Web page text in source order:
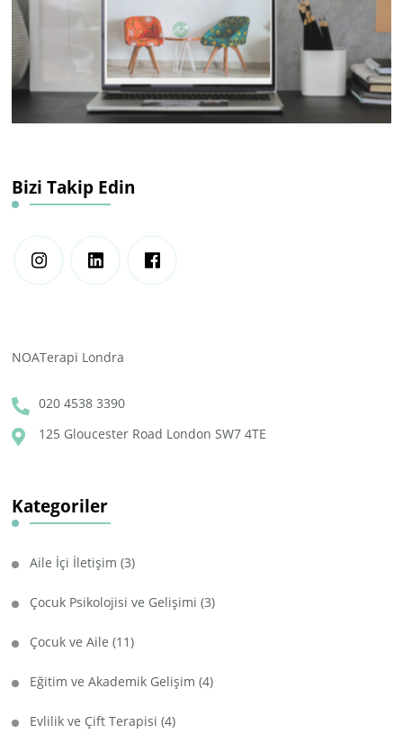
Bizi Takip Edin
NOATerapi Londra
020 4538 3390
125 Gloucester Road London SW7 4TE
Kategoriler
Aile İçi İletişim (3)
Çocuk Psikolojisi ve Gelişimi (3)
Çocuk ve Aile (11)
Eğitim ve Akademik Gelişim (4)
Evlilik ve Çift Terapisi (4)